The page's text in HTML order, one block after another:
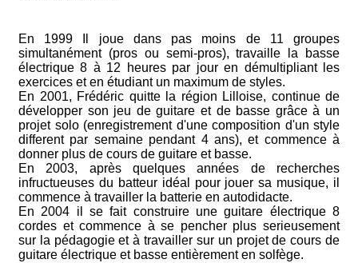
En 1999 Il joue dans pas moins de 11 groupes
simultanément (pros ou semi-pros), travaille la basse
électrique 8 à 12 heures par jour en démultipliant les
exercices et en étudiant un maximum de styles.
En 2001, Frédéric quitte la région Lilloise, continue de
développer son jeu de guitare et de basse grâce à un
projet solo (enregistrement d'une composition d'un style
different par semaine pendant 4 ans), et commence à
donner plus de cours de guitare et basse.
En 2003, après quelques années de recherches
infructueuses du batteur idéal pour jouer sa musique, il
commence à travailler la batterie en autodidacte.
En 2004 il se fait construire une guitare électrique 8
cordes et commence à se pencher plus serieusement
sur la pédagogie et à travailler sur un projet de cours de
guitare électrique et basse entièrement en solfège.